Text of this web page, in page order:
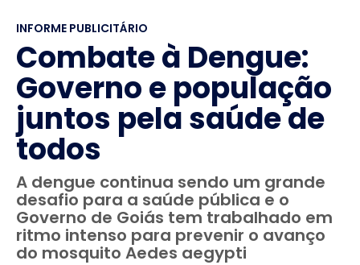
INFORME PUBLICITÁRIO
Combate à Dengue:
Governo e população
juntos pela saúde de
todos
A dengue continua sendo um grande
desafio para a saúde pública e o
Governo de Goiás tem trabalhado em
ritmo intenso para prevenir o avanço
do mosquito Aedes aegypti